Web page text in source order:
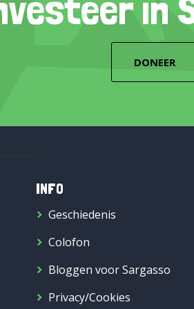
DONEER
INFO
Geschiedenis
Colofon
Bloggen voor Sargasso
Privacy/Cookies